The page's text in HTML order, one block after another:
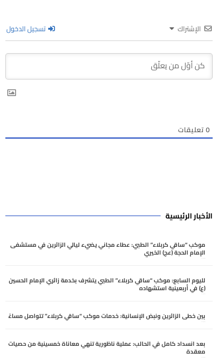
الإشتراك تسجيل الدخول
0تعليقات
الأخبار الرئيسية
موكب “ساقي كربلاء” الطبي: عطاء مجاني يضيء ليالي الزائرين في مستشفى
الإمام الحجة (عج) الخيري
لليوم السابع: موكب “ساقي كربلاء” الطبي يتشرف بخدمة زائري الإمام الحسين
(ع) في أربعينية استشهاده
بين خطى الزائرين ونبض الإنسانية: خدمات موكب “ساقي كربلاء” تتواصل مساءً
بعد انسداد كامل في الحالب: عملية ناظورية تنهي معاناة خمسينية من حصيات
معقدة